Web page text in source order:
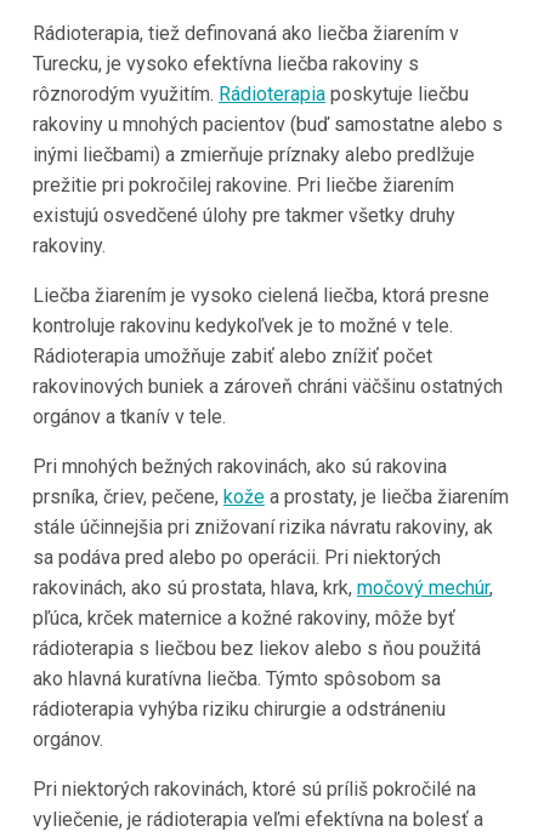
Rádioterapia, tiež definovaná ako liečba žiarením v
Turecku, je vysoko efektívna liečba rakoviny s
rôznorodým využitím. Rádioterapiaposkytuje liečbu
rakoviny u mnohých pacientov (buď samostatne alebo s
inými liečbami) a zmierňuje príznaky alebo predlžuje
prežitie pri pokročilej rakovine. Pri liečbe žiarením
existujú osvedčené úlohy pre takmer všetky druhy
rakoviny.
Liečba žiarením je vysoko cielená liečba, ktorá presne
kontroluje rakovinu kedykoľvek je to možné v tele.
Rádioterapia umožňuje zabiť alebo znížiť počet
rakovinových buniek a zároveň chráni väčšinu ostatných
orgánov a tkanív v tele.
Pri mnohých bežných rakovinách, ako sú rakovina
prsníka, čriev, pečene, kožea prostaty, je liečba žiarením
stále účinnejšia pri znižovaní rizika návratu rakoviny, ak
sa podáva pred alebo po operácii. Pri niektorých
rakovinách, ako sú prostata, hlava, krk, močový mechúr,
pľúca, krček maternice a kožné rakoviny, môže byť
rádioterapia s liečbou bez liekov alebo s ňou použitá
ako hlavná kuratívna liečba. Týmto spôsobom sa
rádioterapia vyhýba riziku chirurgie a odstráneniu
orgánov.
Pri niektorých rakovinách, ktoré sú príliš pokročilé na
vyliečenie, je rádioterapia veľmi efektívna na bolesť a